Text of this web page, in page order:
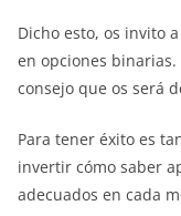
Dicho esto, os invito
en opciones
consejo que os será
Para tener éxito es
invertir cómo saber
adecuados en cada